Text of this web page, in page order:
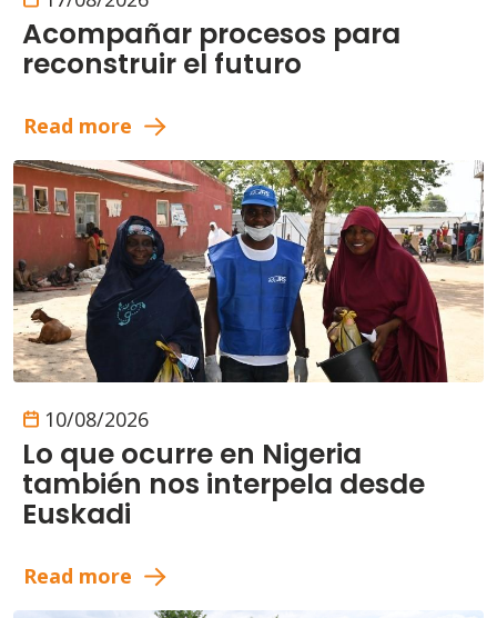
Acompañar procesos para
reconstruir el futuro
Read more
10/08/2026
Lo que ocurre en Nigeria
también nos interpela desde
Euskadi
Read more